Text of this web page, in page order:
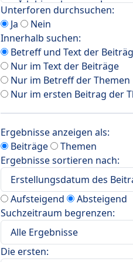
Unterforen durchsuchen:
Ja
Nein
Innerhalb suchen:
Betreff und Text der
Nur im Text der Beiträge
Nur im Betreff der Themen
Nur im ersten Beitrag der
Ergebnisse anzeigen als:
Beiträge
Themen
Ergebnisse sortieren nach:
Aufsteigend
Absteigend
Suchzeitraum begrenzen:
Die ersten: